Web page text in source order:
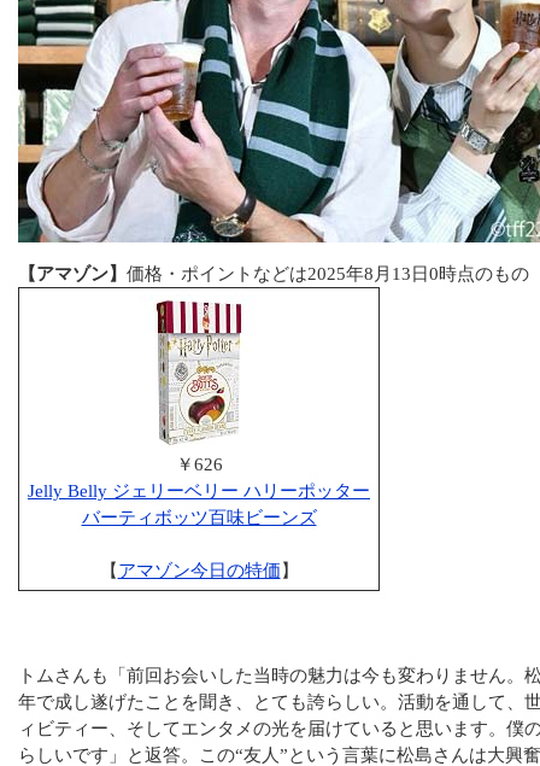
【アマゾン】 価格・ポイントなどは2025年8月13日0時点のもの
￥626
Jelly Belly ジェリーベリー ハリーポッター
バーティボッツ百味ビーンズ
【 アマゾン今日の特価 】
トムさんも「前回お会いした当時の魅力は今も変わりません。
年で成し遂げたことを聞き、とても誇らしい。活動を通して、
ィビティー、そしてエンタメの光を届けていると思います。僕
らしいです」と返答。この“友人”という言葉に松島さんは大興